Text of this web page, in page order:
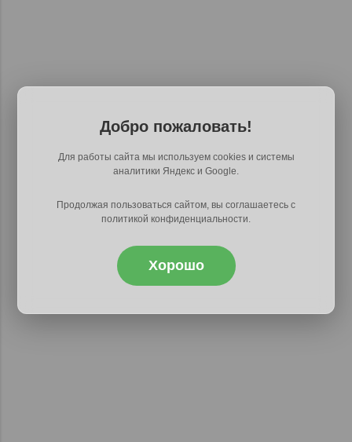
Добро пожаловать!
Для работы сайта мы используем cookies и системы
аналитики Яндекс и Google.
Продолжая пользоваться сайтом, вы соглашаетесь с
политикой конфиденциальности.
Хорошо